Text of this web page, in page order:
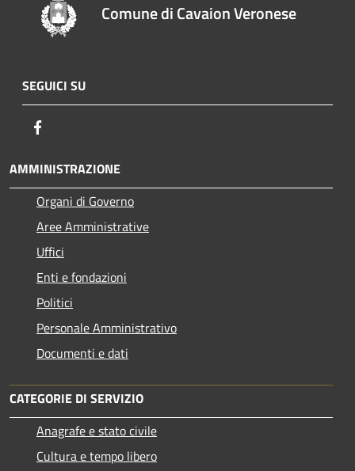
Comune di Cavaion Veronese
SEGUICI SU
AMMINISTRAZIONE
Organi di Governo
Aree Amministrative
Uffici
Enti e fondazioni
Politici
Personale Amministrativo
Documenti e dati
CATEGORIE DI SERVIZIO
Anagrafe e stato civile
Cultura e tempo libero